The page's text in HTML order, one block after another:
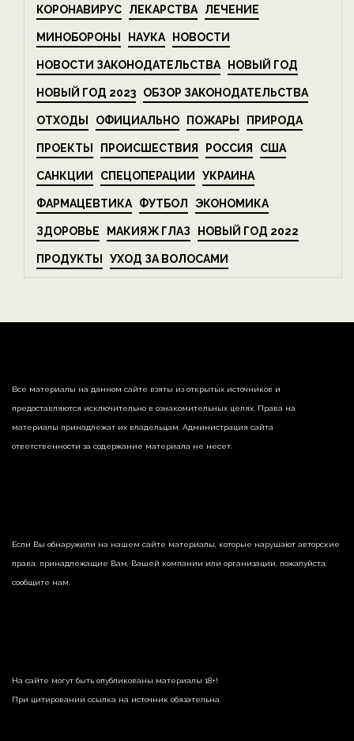
КОРОНАВИРУС ЛЕКАРСТВА ЛЕЧЕНИЕ
МИНОБОРОНЫ НАУКА НОВОСТИ
НОВОСТИ ЗАКОНОДАТЕЛЬСТВА НОВЫЙ ГОД
НОВЫЙ ГОД 2023 ОБЗОР ЗАКОНОДАТЕЛЬСТВА
ОТХОДЫ ОФИЦИАЛЬНО ПОЖАРЫ ПРИРОДА
ПРОЕКТЫ ПРОИСШЕСТВИЯ РОССИЯ США
САНКЦИИ СПЕЦОПЕРАЦИИ УКРАИНА
ФАРМАЦЕВТИКА ФУТБОЛ ЭКОНОМИКА
ЗДОРОВЬЕ МАКИЯЖ ГЛАЗ НОВЫЙ ГОД 2022
ПРОДУКТЫ УХОД ЗА ВОЛОСАМИ
Все материалы на данном сайте взяты из открытых источников и
предоставляются исключительно в ознакомительных целях. Права на
материалы принадлежат их владельцам. Администрация сайта
ответственности за содержание материала не несет.
Если Вы обнаружили на нашем сайте материалы, которые нарушают авторские
права, принадлежащие Вам, Вашей компании или организации, пожалуйста,
сообщите нам.
На сайте могут быть опубликованы материалы 18+!
При цитировании ссылка на источник обязательна.